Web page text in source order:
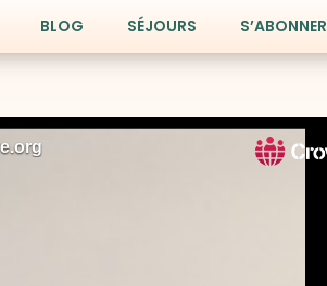
BLOG SÉJOURS S’ABONNER